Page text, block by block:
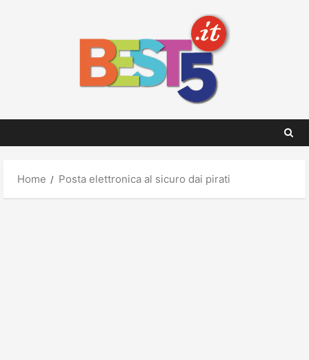
Home Posta elettronica al sicuro dai pirati